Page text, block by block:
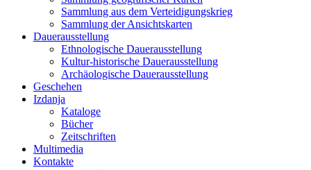
Sammlung aus dem Verteidigungskrieg
Sammlung der Ansichtskarten
Dauerausstellung
Ethnologische Dauerausstellung
Kultur-historische Dauerausstellung
Archäologische Dauerausstellung
Geschehen
Izdanja
Kataloge
Bücher
Zeitschriften
Multimedia
Kontakte